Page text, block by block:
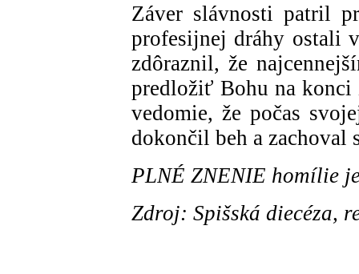
Záver slávnosti patril
profesijnej dráhy ostali
zdôraznil, že
predložiť Bohu na konci
vedomie, že počas
dokončil beh a zachoval
PLNÉ ZNENIE homílie
Zdroj: Spišská diecéza,